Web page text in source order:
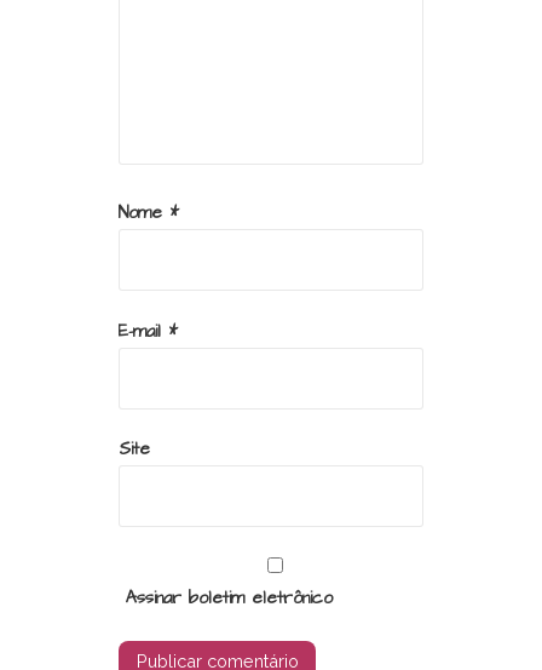
Nome *
E-mail *
Site
Assinar boletim eletrônico